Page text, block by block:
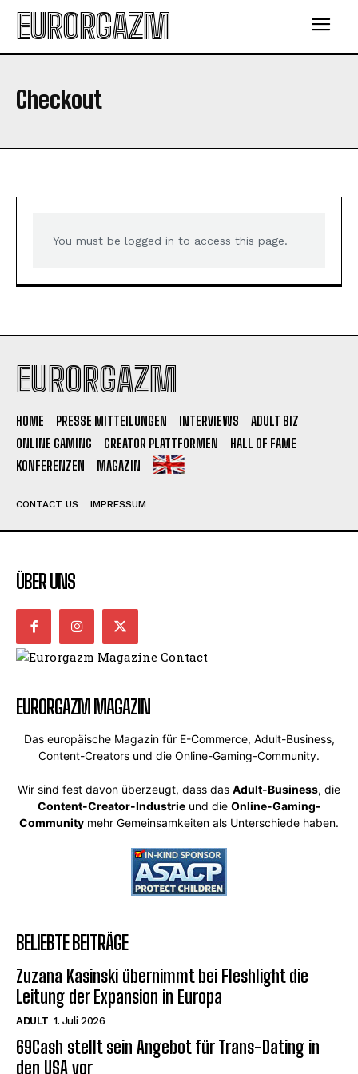
EURORGAZM
Checkout
You must be logged in to access this page.
EURORGAZM
HOME PRESSE MITTEILUNGEN INTERVIEWS
ADULT BIZ
ONLINE GAMING
CREATOR PLATTFORMEN
HALL OF FAME
KONFERENZEN
MAGAZIN
CONTACT US IMPRESSUM
ÜBER UNS
EURORGAZM MAGAZIN
Das europäische Magazin für E-Commerce, Adult-Business,
Content-Creators und die Online-Gaming-Community.
Wir sind fest davon überzeugt, dass das Adult-Business, die
Content-Creator-Industrieund die Online-Gaming-
Community mehr Gemeinsamkeiten als Unterschiede haben.
BELIEBTE BEITRÄGE
Zuzana Kasinski übernimmt bei Fleshlight die
Leitung der Expansion in Europa
ADULT 1. Juli 2026
69Cash stellt sein Angebot für Trans-Dating in
den USA vor